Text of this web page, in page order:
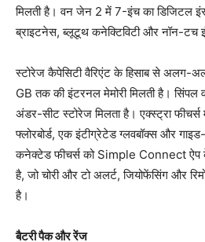
मिलती है। वन जेन 2 में 7-इंच का डिजिटल
ब्राइटनेस, ब्लूटूथ कनेक्टिविटी और नॉन-टच
स्टोरेज कैपेसिटी वैरिएंट के हिसाब से अलग-
GB तक की इंटरनल मेमोरी मिलती है।
अंडर-सीट स्टोरेज मिलता है। एक्स्ट्रा फीचर्स
फ्लोरबोर्ड, एक इंटीग्रेटेड ग्लवबॉक्स और
कनेक्टेड फीचर्स को Simple Connect ऐप
है, जो चोरी और टो अलर्ट, जियोफेंसिंग और
है।
बैटरी पैक और रेंज